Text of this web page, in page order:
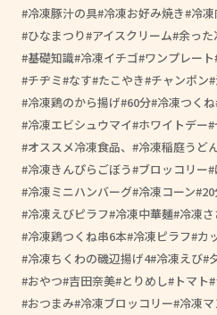
冷凍豚汁の具 冷凍お好み焼き 冷
ひなまつり アイスクリーム 余った
基礎知識 冷凍イチゴ ワンプレート
チヂミ なす たこやき チャンポン
冷凍鶏のから揚げ 60分 冷凍つくね
冷凍エビシュウマイ ホワイトデー
オススメ冷凍食品、
冷凍稲庭うど
冷凍きんぴらごぼう ブロッコリー
冷凍ミニハンバーグ 冷凍コーン
冷凍えびピラフ 冷凍中華麺 冷凍
冷凍鶏つくね串6本 冷凍ピラフ カ
冷凍ちくわの磯辺揚げ4 冷凍えび
おやつ 吉田奈美 とりめし トマト
おつまみ 冷凍ブロッコリー 冷凍